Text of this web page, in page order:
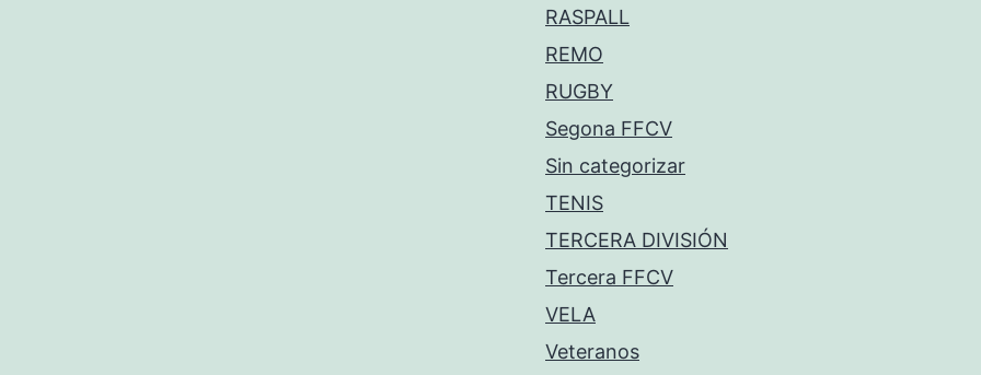
RASPALL
REMO
RUGBY
Segona FFCV
Sin categorizar
TENIS
TERCERA DIVISIÓN
Tercera FFCV
VELA
Veteranos